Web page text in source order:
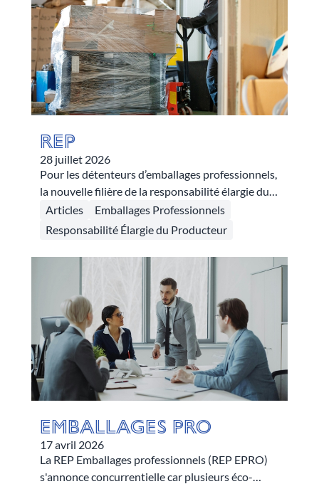
REP
28 juillet 2026
Pour les détenteurs d’emballages professionnels,
la nouvelle filière de la responsabilité élargie du
producteur crée des systèmes de soutiens
financiers dans le but d’améliorer le tri à la
déchets plastiques produits par ces
professionnels. Au programme, un système
incitatif de soutiens financiers et une
harmonisation des systèmes de traçabilité.
Articles
Emballages Professionnels
Responsabilité Élargie du Producteur
Emballages pro
17 avril 2026
La REP Emballages professionnels (REP EPRO)
s'annonce concurrentielle car plusieurs éco-